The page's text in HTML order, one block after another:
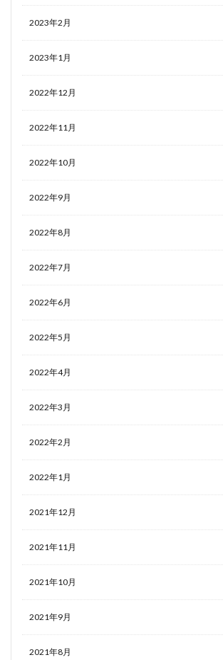
2023年2月
2023年1月
2022年12月
2022年11月
2022年10月
2022年9月
2022年8月
2022年7月
2022年6月
2022年5月
2022年4月
2022年3月
2022年2月
2022年1月
2021年12月
2021年11月
2021年10月
2021年9月
2021年8月